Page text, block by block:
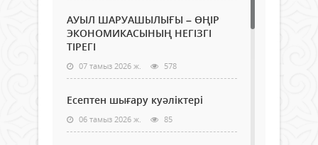
АУЫЛ ШАРУАШЫЛЫҒЫ – ӨҢІР
ЭКОНОМИКАСЫНЫҢ НЕГІЗГІ
ТІРЕГІ
07 тамыз 2026 ж. 578
Есептен шығару куәліктері
06 тамыз 2026 ж. 85